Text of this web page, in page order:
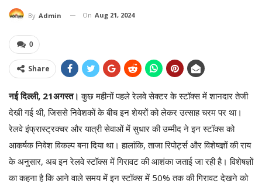
By Admin On Aug 21, 2024
0
Share
नई दिल्ली, 21अगस्त।कुछ महीनों पहले रेलवे सेक्टर के स्टॉक्स में शानदार तेजी
देखी गई थी, जिससे निवेशकों के बीच इन शेयरों को लेकर उत्साह चरम पर था।
रेलवे इंफ्रास्ट्रक्चर और यात्री सेवाओं में सुधार की उम्मीद ने इन स्टॉक्स को
आकर्षक निवेश विकल्प बना दिया था। हालांकि, ताजा रिपोर्ट्स और विशेषज्ञों की राय
के अनुसार, अब इन रेलवे स्टॉक्स में गिरावट की आशंका जताई जा रही है। विशेषज्ञों
का कहना है कि आने वाले समय में इन स्टॉक्स में 50% तक की गिरावट देखने को